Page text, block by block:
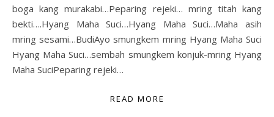
boga kang murakabi…Peparing rejeki… mring titah kang
bekti….Hyang Maha Suci…Hyang Maha Suci…Maha asih
mring sesami…BudiAyo smungkem mring Hyang Maha Suci
Hyang Maha Suci…sembah smungkem konjuk-mring Hyang
Maha SuciPeparing rejeki…
READ MORE